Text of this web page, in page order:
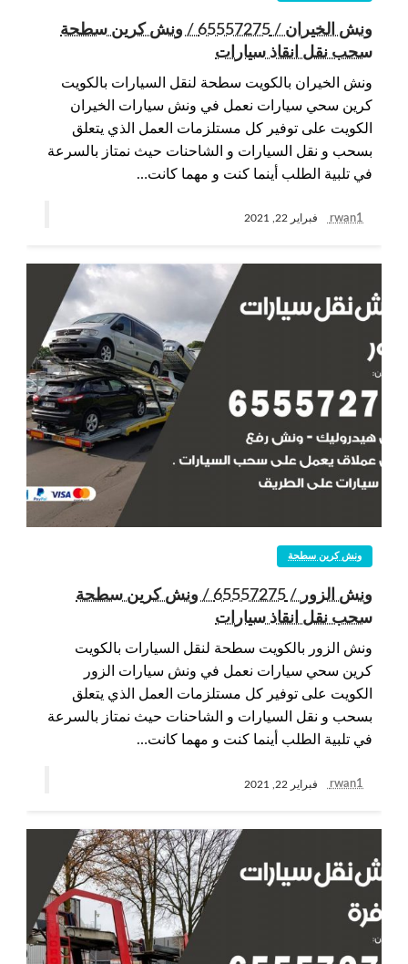
ونش الخيران / 65557275 / ونش كرين سطحة
سحب نقل انقاذ سيارات
ونش الخيران بالكويت سطحة لنقل السيارات بالكويت
كرين سحي سيارات نعمل في ونش سيارات الخيران
الكويت على توفير كل مستلزمات العمل الذي يتعلق
بسحب و نقل السيارات و الشاحنات حيث نمتاز بالسرعة
في تلبية الطلب أينما كنت و مهما كانت…
rwan1 فبراير 22, 2021
ونش كرين سطحة
ونش الزور / 65557275 / ونش كرين سطحة
سحب نقل انقاذ سيارات
ونش الزور بالكويت سطحة لنقل السيارات بالكويت
كرين سحي سيارات نعمل في ونش سيارات الزور
الكويت على توفير كل مستلزمات العمل الذي يتعلق
بسحب و نقل السيارات و الشاحنات حيث نمتاز بالسرعة
في تلبية الطلب أينما كنت و مهما كانت…
rwan1 فبراير 22, 2021